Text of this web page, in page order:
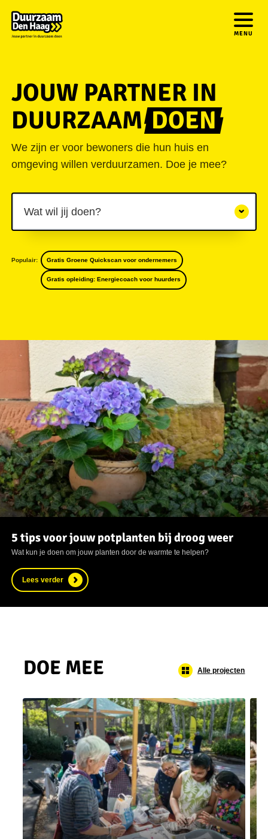
MENU
JOUW PARTNER IN
DUURZAAMDOEN
We zijn er voor bewoners die hun huis en
omgeving willen verduurzamen. Doe je mee?
Wat wil jij doen?
Populair: Gratis Groene Quickscan voor ondernemers
Gratis opleiding: Energiecoach voor huurders
5 tips voor jouw potplanten bij droog weer
Wat kun je doen om jouw planten door de warmte te helpen?
Lees verder
DOE MEE Alle projecten